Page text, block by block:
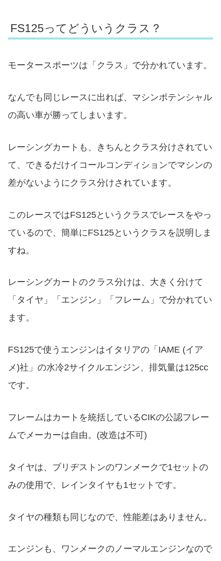
FS125ってどういうクラス？
モータースポーツは「クラス」で分かれています。
なんでも同じレースに出れば、マシンポテンシャル
の高い車が勝ってしまいます。
レーシングカートも、きちんとクラス分けされてい
て、できるだけイコールコンディションでマシンの
差がないようにクラス分けされています。
このレースではFS125というクラスでレースをやっ
ているので、簡単にFS125というクラスを説明しま
すね。
レーシングカートのクラス分けは、大きく分けて
「タイヤ」「エンジン」「フレーム」で分かれてい
ます。
FS125で使うエンジンはイタリアの「IAME (イア
メ)社」の水冷2サイクルエンジン、排気量は125cc
です。
フレームはカートを統括しているCIKの公認フレー
ムでメーカーは自由。(改造は不可)
タイヤは、ブリヂストンのワンメークで1セットの
みの使用で、レインタイヤも1セットです。
タイヤの種類も同じなので、性能差はありません。
エンジンも、ワンメークのノーマルエンジンなので